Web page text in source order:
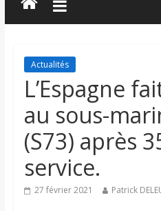
Actualités
L’Espagne
au sous-
(S73) après
service.
27 février 2021 Patrick